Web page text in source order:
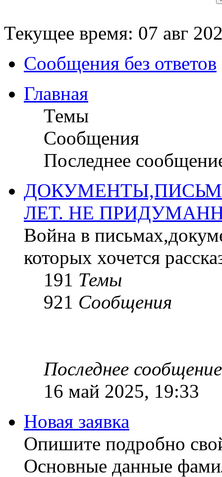
Текущее время: 07 авг
Сообщения без ответов
Главная
Темы
Сообщения
Последнее
ЛЕТ. НЕ
Война в
которых хочется
191 Темы
921 Сообщения
Последнее сообщение
16 май 2025, 19:33
Новая заявка
Опишите подробно
Основные данные